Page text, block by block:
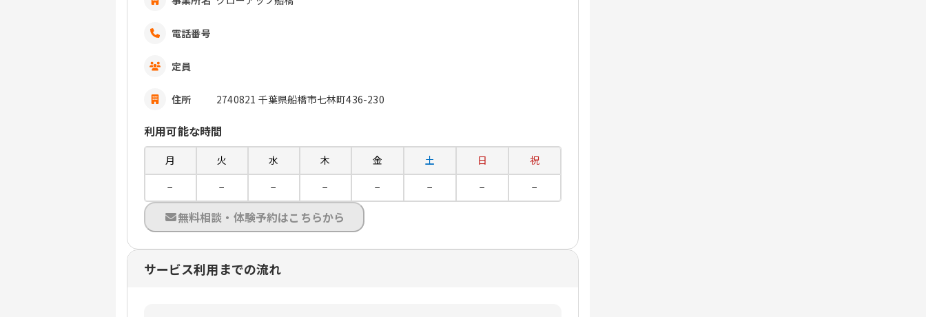
電話番号
定員
住所 2740821 千葉県船橋市七林町436-230
利用可能な時間
月 火 水 木 金 土 日
祝
−
− − − − − − −
無料相談・体験予約はこちらから
サービス利用までの流れ